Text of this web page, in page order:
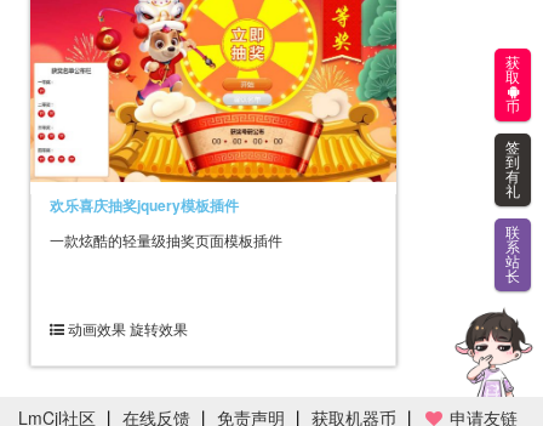
获
取
币
签
到
有
礼
联
系
站
长
欢乐喜庆抽奖jquery模板插件
一款炫酷的轻量级抽奖页面模板插件
动画效果 旋转效果
LmCjl社区 丨 在线反馈 丨 免责声明 丨 获取机器币 丨 申请友链